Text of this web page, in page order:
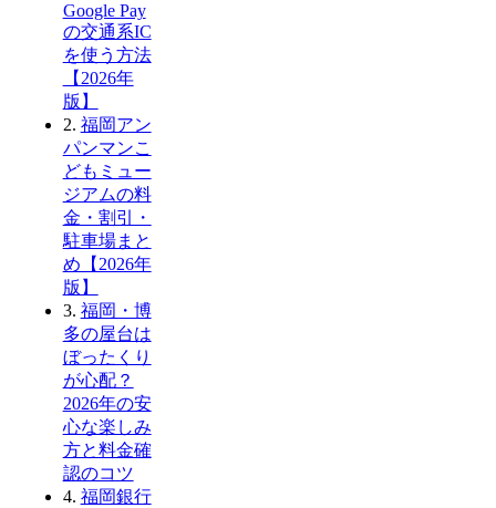
Google Pay
の交通系IC
を使う方法
【2026年
版】
2. 福岡アン
パンマンこ
どもミュー
ジアムの料
金・割引・
駐車場まと
め【2026年
版】
3. 福岡・博
多の屋台は
ぼったくり
が心配？
2026年の安
心な楽しみ
方と料金確
認のコツ
4. 福岡銀行